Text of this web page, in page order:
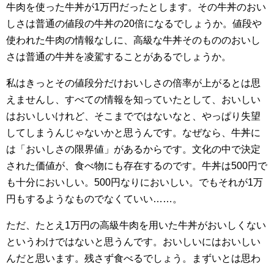
牛肉を使った牛丼が1万円だったとします。その牛丼のおい
しさは普通の値段の牛丼の20倍になるでしょうか。値段や
使われた牛肉の情報なしに、高級な牛丼そのもののおいし
さは普通の牛丼を凌駕することがあるでしょうか。
私はきっとその値段分だけおいしさの倍率が上がるとは思
えませんし、すべての情報を知っていたとして、おいしい
はおいしいけれど、そこまでではないなと、やっぱり失望
してしまうんじゃないかと思うんです。なぜなら、牛丼に
は「おいしさの限界値」があるからです。文化の中で決定
された価値が、食べ物にも存在するのです。牛丼は500円で
も十分においしい。500円なりにおいしい。でもそれが1万
円もするようなものでなくていい……。
ただ、たとえ1万円の高級牛肉を用いた牛丼がおいしくない
というわけではないと思うんです。おいしいにはおいしい
んだと思います。残さず食べるでしょう。まずいとは思わ